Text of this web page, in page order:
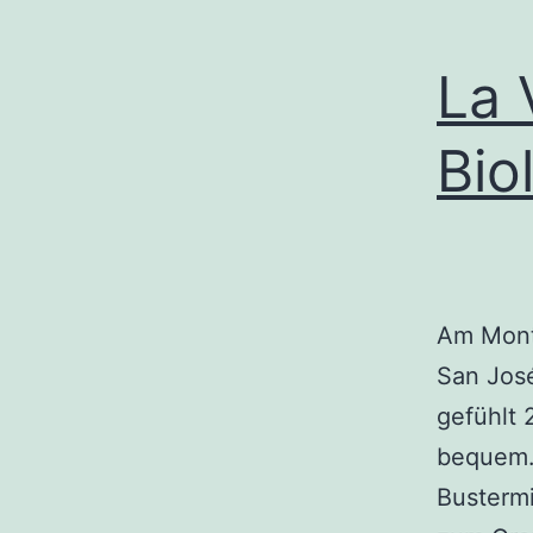
La
Am
San
gefühlt